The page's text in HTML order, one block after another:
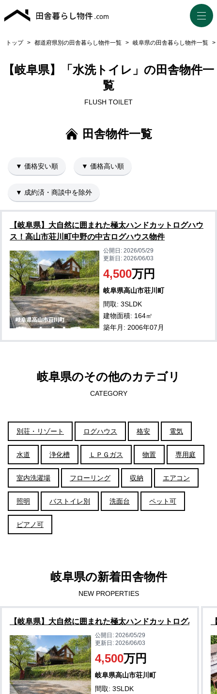
トップ > 都道府県別の田舎暮らし物件一覧 > 岐阜県の田舎暮らし物件一覧 >
【岐阜県】「水洗トイレ」の田舎物件一
覧
FLUSH TOILET
田舎物件一覧
▼ 価格安い順 ▼ 価格高い順
▼ 成約済・商談中を除外
【岐阜県】大自然に囲まれた極太ハンドカットログハウ
ス！高山市荘川町中野の中古ログハウス物件
公開日:2026/05/29
更新日:2026/06/03
4,500万円
岐阜県高山市荘川町
間取: 3SLDK
建物面積: 164㎡
築年月: 2006年07月
岐阜県のその他のカテゴリ
CATEGORY
別荘・リゾート ログハウス 格安 電気
水道 浄化槽 ＬＰＧガス 物置 専用庭
室内洗濯場 フローリング 収納 エアコン
照明 バストイレ別 洗面台 ペット可
ピアノ可
岐阜県の新着田舎物件
NEW PROPERTIES
【岐阜県】大自然に囲まれた極太ハンドカットログハウ
公開日:2026/05/29
更新日:2026/06/03
4,500万円
岐阜県高山市荘川町
間取: 3SLDK